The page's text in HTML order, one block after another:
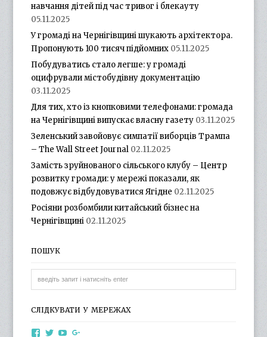
навчання дітей під час тривог і блекауту
05.11.2025
У громаді на Чернігівщині шукають архітектора.
Пропонують 100 тисяч підйомних 05.11.2025
Побудуватись стало легше: у громаді
оцифрували містобудівну документацію
03.11.2025
Для тих, хто із кнопковими телефонами: громада
на Чернігівщині випускає власну газету 03.11.2025
Зеленський завойовує симпатії виборців Трампа
– The Wall Street Journal 02.11.2025
Замість зруйнованого сільського клубу – Центр
розвитку громади: у мережі показали, як
подовжує відбудовуватися Ягідне 02.11.2025
Росіяни розбомбили китайський бізнес на
Чернігівщині 02.11.2025
ПОШУК
СЛІДКУВАТИ У МЕРЕЖАХ
ViewViewView